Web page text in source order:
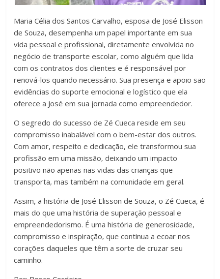
Maria Célia dos Santos Carvalho, esposa de José Elisson
de Souza, desempenha um papel importante em sua
vida pessoal e profissional, diretamente envolvida no
negócio de transporte escolar, como alguém que lida
com os contratos dos clientes e é responsável por
renová-los quando necessário. Sua presença e apoio são
evidências do suporte emocional e logístico que ela
oferece a José em sua jornada como empreendedor.
O segredo do sucesso de Zé Cueca reside em seu
compromisso inabalável com o bem-estar dos outros.
Com amor, respeito e dedicação, ele transformou sua
profissão em uma missão, deixando um impacto
positivo não apenas nas vidas das crianças que
transporta, mas também na comunidade em geral.
Assim, a história de José Elisson de Souza, o Zé Cueca, é
mais do que uma história de superação pessoal e
empreendedorismo. É uma história de generosidade,
compromisso e inspiração, que continua a ecoar nos
corações daqueles que têm a sorte de cruzar seu
caminho.